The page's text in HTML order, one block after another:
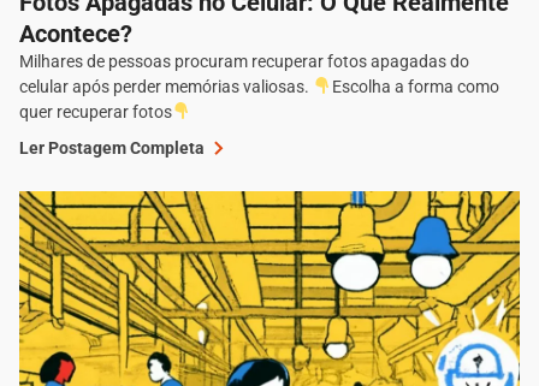
Acontece?
Milhares de pessoas procuram recuperar fotos apagadas do
celular após perder memórias valiosas.
Escolha a forma como
quer recuperar fotos
Ler Postagem Completa